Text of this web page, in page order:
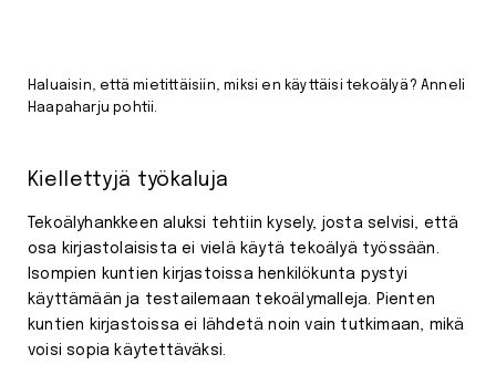
Haluaisin, että mietittäisiin, miksi en käyttäisi tekoälyä? Anneli
Haapaharju pohtii.
Kiellettyjä työkaluja
Tekoälyhankkeen aluksi tehtiin kysely, josta selvisi, että
osa kirjastolaisista ei vielä käytä tekoälyä työssään.
Isompien kuntien kirjastoissa henkilökunta pystyi
käyttämään ja testailemaan tekoälymalleja. Pienten
kuntien kirjastoissa ei lähdetä noin vain tutkimaan, mikä
voisi sopia käytettäväksi.